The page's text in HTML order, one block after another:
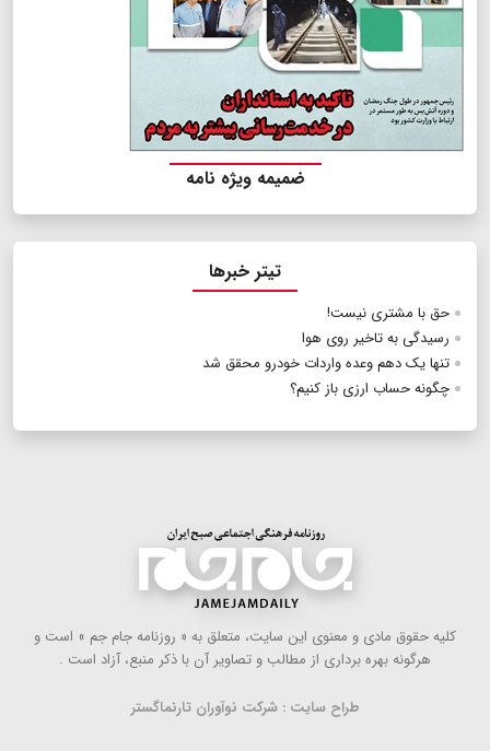
ضمیمه ویژه نامه
تیتر خبرها
حق با مشتری نیست!
رسیدگی به تاخیر روی هوا
تنها یک دهم وعده واردات خودرو محقق شد
چگونه حساب ارزی باز کنیم؟
كلیه حقوق مادی و معنوی این سایت، متعلق به « روزنامه جام جم » است و
هرگونه بهره ‌برداری از مطالب و تصاویر آن با ذكر منبع، آزاد است .
طراح سایت : شرکت نوآوران تارنماگستر